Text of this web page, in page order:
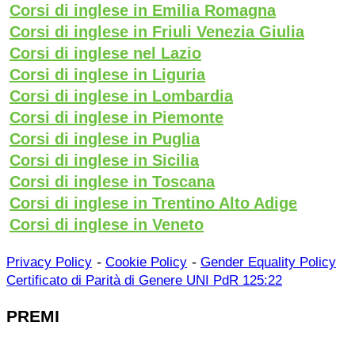
Corsi di inglese in Emilia Romagna
Corsi di inglese in Friuli Venezia Giulia
Corsi di inglese nel Lazio
Corsi di inglese in Liguria
Corsi di inglese in Lombardia
Corsi di inglese in Piemonte
Corsi di inglese in Puglia
Corsi di inglese in Sicilia
Corsi di inglese in Toscana
Corsi di inglese in Trentino Alto Adige
Corsi di inglese in Veneto
Privacy Policy - Cookie Policy - Gender Equality Policy
Certificato di Parità di Genere UNI PdR 125:22
PREMI